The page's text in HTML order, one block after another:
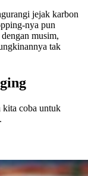
jejak karbon
nya pun
musim,
tak
kita coba untuk